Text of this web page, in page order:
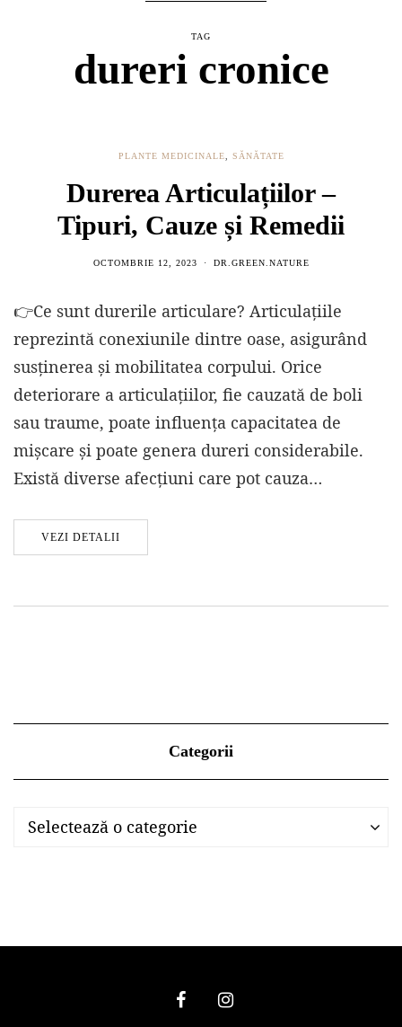
TAG
dureri cronice
PLANTE MEDICINALE SĂNĂTATE
Durerea Articulațiilor –
Tipuri, Cauze și Remedii
OCTOMBRIE 12, 2023 DR.GREEN.NATURE
👉Ce sunt durerile articulare? Articulațiile
reprezintă conexiunile dintre oase, asigurând
susținerea și mobilitatea corpului. Orice
deteriorare a articulațiilor, fie cauzată de boli
sau traume, poate influența capacitatea de
mișcare și poate genera dureri considerabile.
Există diverse afecțiuni care pot cauza…
VEZI DETALII
Categorii
Categorii
Selectează o categorie
Categorii